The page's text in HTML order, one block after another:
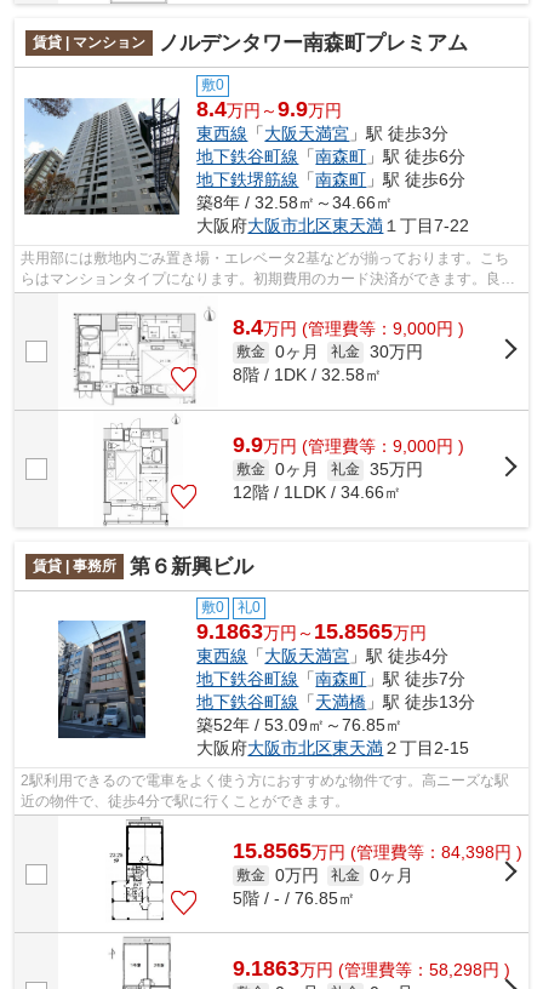
賃貸 | マンション ノルデンタワー南森町プレミアム
敷0
8.4万円～9.9万円
東西線 「大阪天満宮 」駅 徒歩3分
地下鉄谷町線 「南森町 」駅 徒歩6分
地下鉄堺筋線 「南森町 」駅 徒歩6分
築8年 / 32.58㎡～34.66㎡
大阪府大阪市北区東天満 １丁目7-22
共用部には敷地内ごみ置き場・エレベータ2基などが揃っております。こち
らはマンションタイプになります。初期費用のカード決済ができます。良好
な眺望で癒されてみませんか。風通しの...
8.4万円 (管理費等：9,000円 )
敷金 0ヶ月 礼金 30万円
8階 / 1DK / 32.58㎡
9.9万円 (管理費等：9,000円 )
敷金 0ヶ月 礼金 35万円
12階 / 1LDK / 34.66㎡
賃貸 | 事務所 第６新興ビル
敷0 礼0
9.1863万円～ 15.8565万円
東西線 「大阪天満宮 」駅 徒歩4分
地下鉄谷町線 「南森町 」駅 徒歩7分
地下鉄谷町線 「天満橋 」駅 徒歩13分
築52年 / 53.09㎡～76.85㎡
大阪府大阪市北区東天満２丁目2-15
2駅利用できるので電車をよく使う方におすすめな物件です。高ニーズな駅
近の物件で、徒歩4分で駅に行くことができます。
15.8565万円 (管理費等：84,398円 )
敷金 0万円 礼金 0ヶ月
5階 / - / 76.85㎡
9.1863万円 (管理費等：58,298円 )